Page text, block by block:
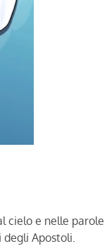
cielo e nelle
Apostoli.